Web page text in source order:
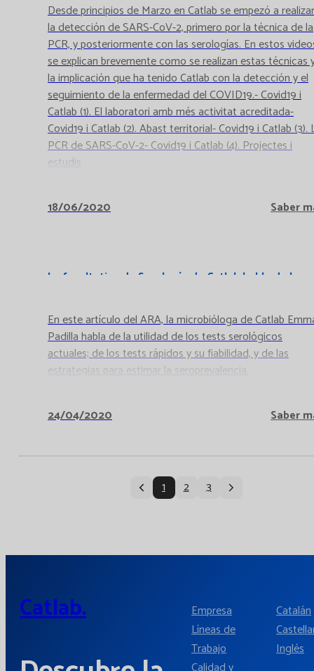
Desde principios de Marzo en Catlab se empezó a realizar
la detección de SARS-CoV-2, primero por la técnica de la
PCR, y posteriormente con las serologías. En estos
se explican brevemente como se realizan estas técnicas
la implicación que ha tenido Catlab con la detección y el
seguimiento de la enfermedad del COVID19.- Covid19 i
Catlab (1). El laboratori amb més activitat acreditada-
Covid19 i Catlab (2). Abast territorial- Covid19 i Catlab (3).
PCR de SARS-CoV-2- Covid19 i Catlab (4). Projectes i
estudis
18/06/2020 Saber
La facultativa de Serología de Catlab habla de la
En este artículo del ARA, la microbióloga de Catlab
Padilla habla de la utilidad de los tests serológicos
actuales; de los tests rápidos y su fiabilidad, y de las
estrategias para estimar la seroprevalencia.
24/04/2020 Saber
1 2 3
Catlab.
Empresa
Líneas de
Trabajo
Catalán
Inglés